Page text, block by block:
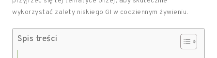
wykorzystać zalety niskiego GI w codziennym żywieniu.
Spis treści